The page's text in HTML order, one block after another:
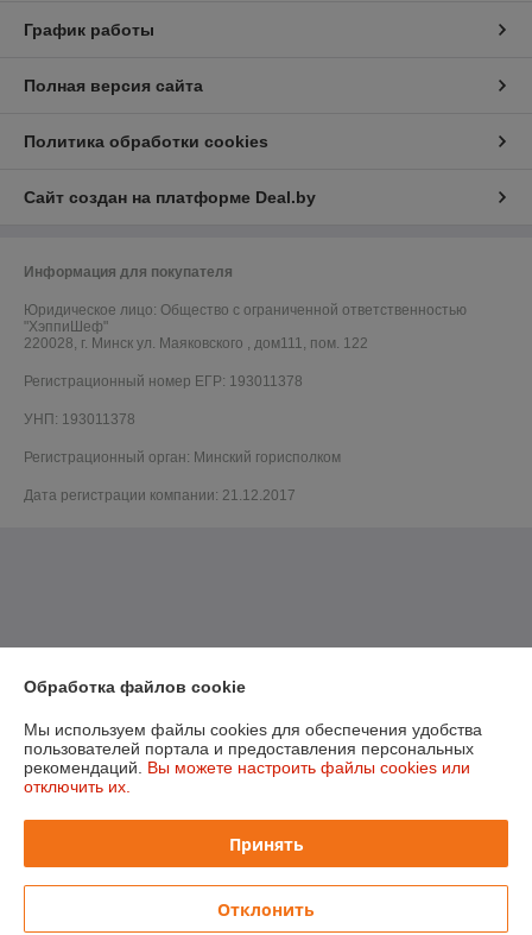
График работы
Полная версия сайта
Политика обработки cookies
Сайт создан на платформе Deal.by
Информация для покупателя
Юридическое лицо: Общество с ограниченной ответственностью
"ХэппиШеф"
220028, г. Минск ул. Маяковского , дом111, пом. 122
Регистрационный номер ЕГР: 193011378
УНП: 193011378
Регистрационный орган: Минский горисполком
Дата регистрации компании: 21.12.2017
Обработка файлов cookie
Мы используем файлы cookies для обеспечения удобства
пользователей портала и предоставления персональных
рекомендаций. Вы можете настроить файлы cookies или
отключить их.
Принять
Отклонить